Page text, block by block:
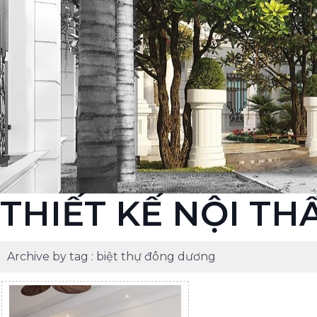
THIẾT KẾ NỘI
Archive by tag : biệt thự đông dương